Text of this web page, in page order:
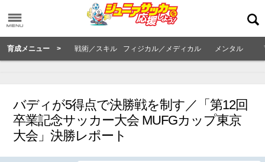
育成メニュー > 戦術／スキル フィジカル／メディカル メンタル
バディが5得点で決勝戦を制す／「第12回
卒業記念サッカー大会 MUFGカップ東京
大会」決勝レポート